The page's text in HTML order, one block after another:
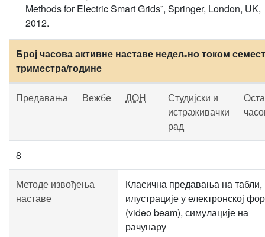
Methods for Electric Smart Grids”, Springer, London, UK,
2012.
Број часова активне наставе недељно током
триместра/године
Предавања Вежбе ДОН
Студијски и
истраживачки
рад
8
Методе извођења
наставе
Класична предавања на табли,
илустрације у електронској
(video beam), симулације на
рачунару